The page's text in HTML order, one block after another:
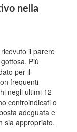
nella
il parere
Più
per il
frequenti
negli ultimi 12
controindicati o
adeguata e
sia appropriato.